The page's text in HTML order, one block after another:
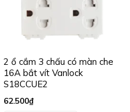
2 ổ cắm 3 chấu có màn che
16A bắt vít Vanlock
S18CCUE2
62.500₫